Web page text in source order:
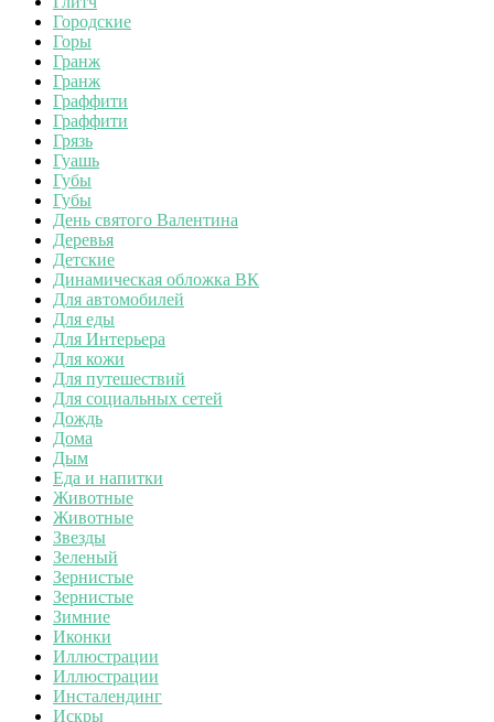
Городские
Горы
Гранж
Гранж
Граффити
Граффити
Грязь
Гуашь
Губы
Губы
День святого Валентина
Деревья
Детские
Динамическая обложка ВК
Для автомобилей
Для еды
Для Интерьера
Для кожи
Для путешествий
Для социальных сетей
Дождь
Дома
Дым
Еда и напитки
Животные
Животные
Звезды
Зеленый
Зернистые
Зернистые
Зимние
Иконки
Иллюстрации
Иллюстрации
Инсталендинг
Искры